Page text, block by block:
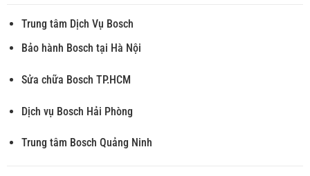
Trung tâm Dịch Vụ Bosch
Bảo hành Bosch tại Hà Nội
Sửa chữa Bosch TP.HCM
Dịch vụ Bosch Hải Phòng
Trung tâm Bosch Quảng Ninh